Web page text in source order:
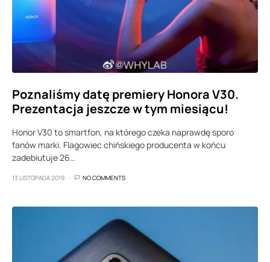
Poznaliśmy datę premiery Honora V30.
Prezentacja jeszcze w tym miesiącu!
Honor V30 to smartfon, na którego czeka naprawdę sporo
fanów marki. Flagowiec chińskiego producenta w końcu
zadebiutuje 26…
13 LISTOPADA 2019 NO COMMENTS